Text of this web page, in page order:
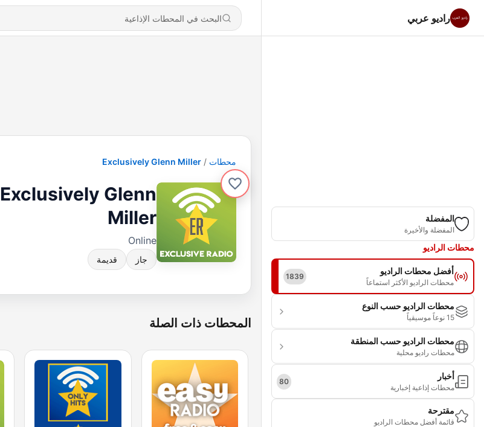
راديو عربي
المفضلة
المفضلة والأخيرة
محطات الراديو
أفضل محطات الراديو
محطات الراديو الأكثر استماعاً
1839
محطات الراديو حسب النوع
15 نوعاً موسيقياً
محطات الراديو حسب المنطقة
محطات راديو محلية
أخبار
محطات إذاعية إخبارية
80
مقترحة
قائمة أفضل محطات الراديو
محطات Exclusively Glenn Miller
Exclusively Glenn
Miller
Online
جاز قديمة
المحطات ذات الصلة